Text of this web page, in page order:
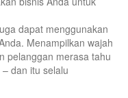
dapat menggunakan
Menampilkan wajah
pelanggan merasa tahu
dan itu selalu